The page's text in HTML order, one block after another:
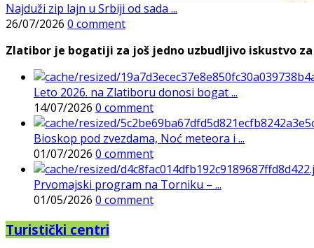
Najduži zip lajn u Srbiji od sada ...
26/07/2026 0 comment
Zlatibor je bogatiji za još jedno uzbudljivo iskustvo
Leto 2026. na Zlatiboru donosi bogat ...
14/07/2026 0 comment
Bioskop pod zvezdama, Noć meteora i ...
01/07/2026 0 comment
Prvomajski program na Torniku – ...
01/05/2026 0 comment
Turistički centri